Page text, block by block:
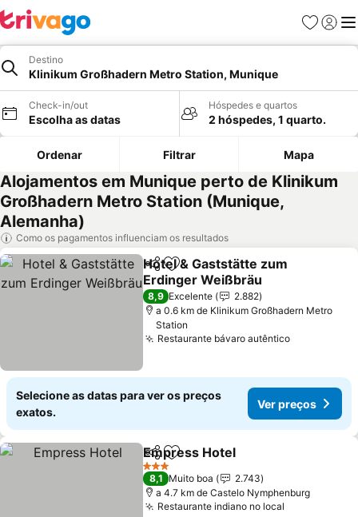
Favoritos
Iniciar
Destino
Klinikum Großhadern Metro Station, Munique
Check-in/out
Escolha as datas
Hóspedes e quartos
2 hóspedes, 1 quarto.
Ordenar Filtrar Mapa
Alojamentos em Munique perto de Klinikum
Großhadern Metro Station (Munique,
Alemanha)
Como os pagamentos influenciam os resultados
PartilharAdicionar aos favoritos
Hotel & Gaststätte zum
Erdinger Weißbräu
Ver preços
8,9 Excelente
2.882
a 0.6 km de Klinikum Großhadern Metro
Station
Restaurante bávaro autênticoVer preços
Selecione as datas para ver os preços
exatos.
Ver preços
PartilharAdicionar aos favoritos
Empress Hotel
3 Estrelas
8,1 Muito boa
2.743
a 4.7 km de Castelo Nymphenburg
Restaurante indiano no local